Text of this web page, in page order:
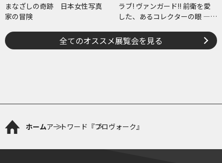
まなざしの奇跡 日本女性写真
家の冒険
ラブ! ヴァンガード!! 前衛を愛
した、あるコレクターの眼 ―草
全てのオススメ展覧会を見る
ホームアートワード 『プロヴォーク』